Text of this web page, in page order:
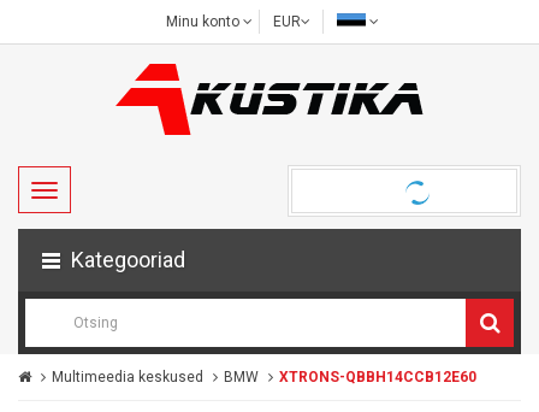
Minu konto EUR
Kategooriad
Multimeedia keskused BMW XTRONS-QBBH14CCB12E60